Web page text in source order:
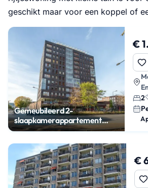
geschikt maar voor een koppel of
Gemeubileerd 2-
slaapkamerappartement
centrum Enschede
€
2
€